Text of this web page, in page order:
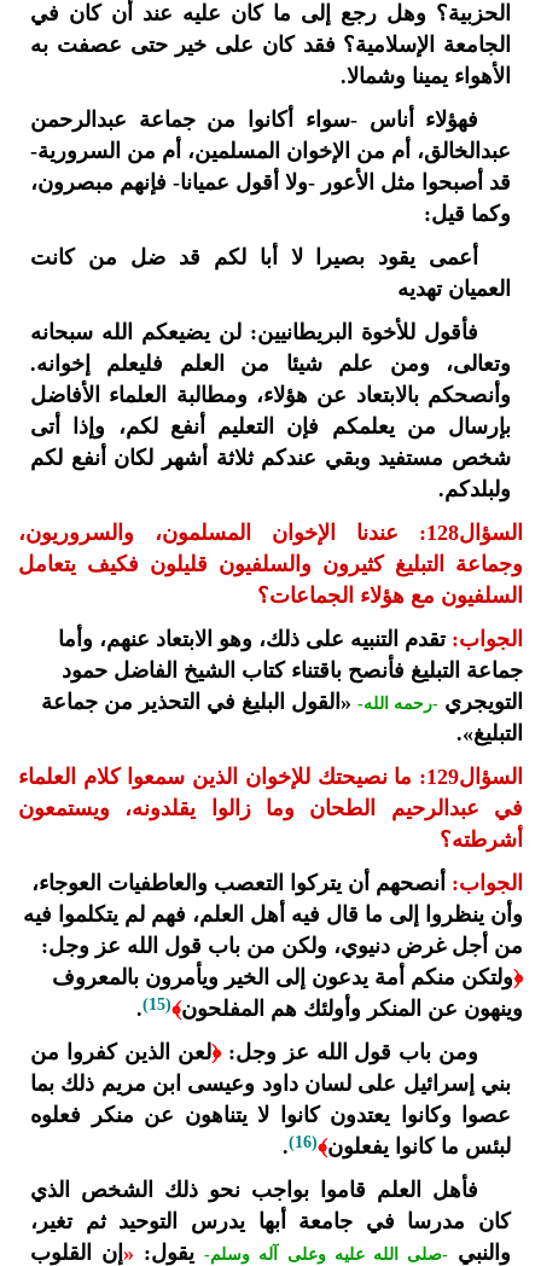
الحزبية؟ وهل رجع إلى ما كان عليه عند أن كان في
الجامعة الإسلامية؟ فقد كان على خير حتى عصفت به
الأهواء يمينا وشمالا.
فهؤلاء أناس -سواء أكانوا من جماعة عبدالرحمن
عبدالخالق، أم من الإخوان المسلمين، أم من السرورية-
قد أصبحوا مثل الأعور -ولا أقول عميانا- فإنهم مبصرون،
وكما قيل:
أعمى يقود بصيرا لا أبا لكم قد ضل من كانت
العميان تهديه
فأقول للأخوة البريطانيين: لن يضيعكم الله سبحانه
وتعالى، ومن علم شيئا من العلم فليعلم إخوانه.
وأنصحكم بالابتعاد عن هؤلاء، ومطالبة العلماء الأفاضل
بإرسال من يعلمكم فإن التعليم أنفع لكم، وإذا أتى
شخص مستفيد وبقي عندكم ثلاثة أشهر لكان أنفع لكم
ولبلدكم.
السؤال128: عندنا الإخوان المسلمون، والسروريون،
وجماعة التبليغ كثيرون والسلفيون قليلون فكيف يتعامل
السلفيون مع هؤلاء الجماعات؟
الجواب: تقدم التنبيه على ذلك، وهو الابتعاد عنهم، وأما
جماعة التبليغ فأنصح باقتناء كتاب الشيخ الفاضل حمود
التويجري -رحمه الله- «القول البليغ في التحذير من جماعة
التبليغ».
السؤال129: ما نصيحتك للإخوان الذين سمعوا كلام العلماء
في عبدالرحيم الطحان وما زالوا يقلدونه، ويستمعون
أشرطته؟
الجواب: أنصحهم أن يتركوا التعصب والعاطفيات العوجاء،
وأن ينظروا إلى ما قال فيه أهل العلم، فهم لم يتكلموا فيه
من أجل غرض دنيوي، ولكن من باب قول الله عز وجل:
﴿ولتكن منكم أمة يدعون إلى الخير ويأمرون بالمعروف
وينهون عن المنكر وأولئك هم المفلحون﴾(15)
.
ومن باب قول الله عز وجل:﴿لعن الذين كفروا من
بني إسرائيل على لسان داود وعيسى ابن مريم ذلك بما
عصوا وكانوا يعتدون كانوا لا يتناهون عن منكر فعلوه
لبئس ما كانوا يفعلون﴾(16)
.
فأهل العلم قاموا بواجب نحو ذلك الشخص الذي
كان مدرسا في جامعة أبها يدرس التوحيد ثم تغير،
والنبي-صلى الله عليه وعلى آله وسلم-يقول: «إن القلوب